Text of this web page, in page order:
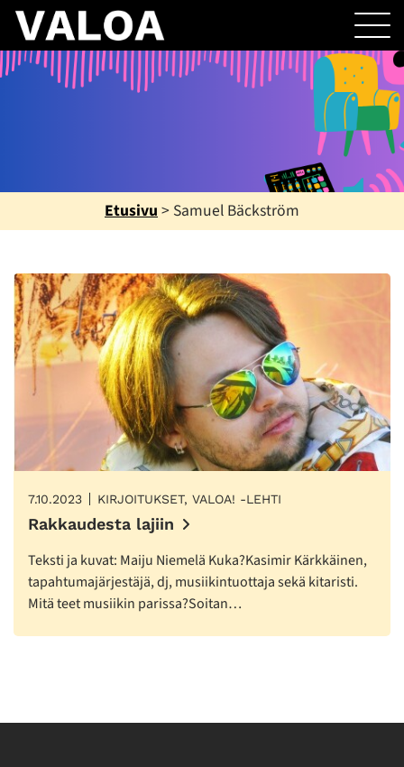
Etusivu > Samuel Bäckström
7.10.2023 KIRJOITUKSET, VALOA! -LEHTI
Rakkaudesta lajiin
Teksti ja kuvat: Maiju Niemelä Kuka?Kasimir Kärkkäinen,
tapahtumajärjestäjä, dj, musiikintuottaja sekä kitaristi.
Mitä teet musiikin parissa?Soitan…